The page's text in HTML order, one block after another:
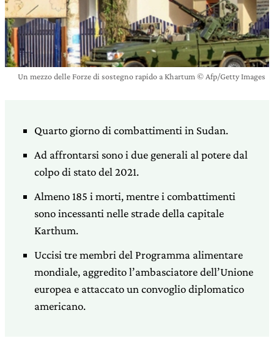
Un mezzo delle Forze di sostegno rapido a Khartum © Afp/Getty Images
Quarto giorno di combattimenti in Sudan.
Ad affrontarsi sono i due generali al potere dal
colpo di stato del 2021.
Almeno 185 i morti, mentre i combattimenti
sono incessanti nelle strade della capitale
Karthum.
Uccisi tre membri del Programma alimentare
mondiale, aggredito l’ambasciatore dell’Unione
europea e attaccato un convoglio diplomatico
americano.